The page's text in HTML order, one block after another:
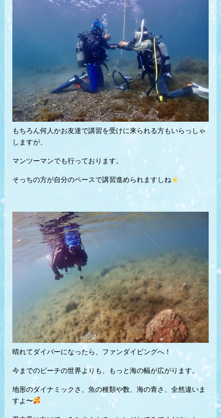
もちろん何人かお友達で講習を受けに来られる方もいらっしゃ
しますが、
マンツーマンでも行っております。
そっちの方が自分のペースで講習進められますしね
晴れてダイバーになったら、ファンダイビングへ！
今までのビーチの世界よりも、もっと海の幅が広がります。
地形のダイナミックさ、魚の種類や数、海の青さ、全然違いま
すよ〜